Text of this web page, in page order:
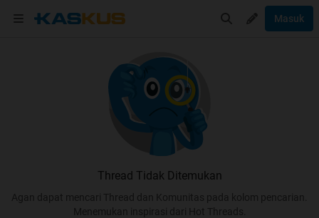
Masuk
Thread Tidak Ditemukan
Agan dapat mencari Thread dan Komunitas pada kolom pencarian.
Menemukan inspirasi dari Hot Threads.